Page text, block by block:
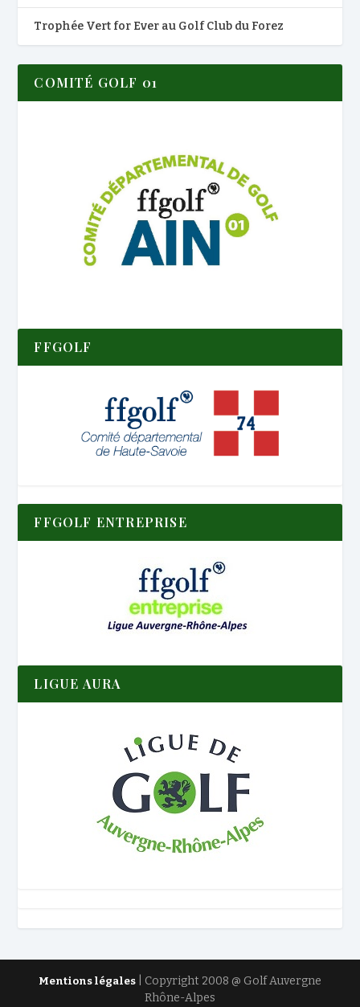
Trophée Vert for Ever au Golf Club du Forez
COMITÉ GOLF 01
FFGOLF
FFGOLF ENTREPRISE
LIGUE AURA
Mentions légales | Copyright 2008 @ Golf Auvergne
Rhône-Alpes